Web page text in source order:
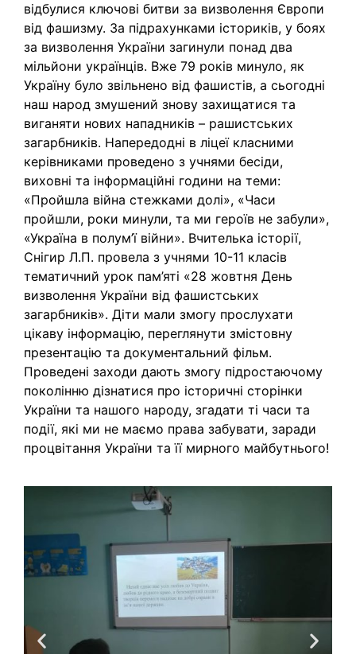
відбулися ключові битви за визволення Європи
від фашизму. За підрахунками істориків, у боях
за визволення України загинули понад два
мільйони українців. Вже 79 років минуло, як
Україну було звільнено від фашистів, а сьогодні
наш народ змушений знову захищатися та
виганяти нових нападників – рашистських
загарбників. Напередодні в ліцеї класними
керівниками проведено з учнями бесіди,
виховні та інформаційні години на теми:
«Пройшла війна стежками долі», «Часи
пройшли, роки минули, та ми героїв не забули»,
«Україна в полум’ї війни». Вчителька історії,
Снігир Л.П. провела з учнями 10-11 класів
тематичний урок пам’яті «28 жовтня День
визволення України від фашистських
загарбників». Діти мали змогу прослухати
цікаву інформацію, переглянути змістовну
презентацію та документальний фільм.
Проведені заходи дають змогу підростаючому
поколінню дізнатися про історичні сторінки
України та нашого народу, згадати ті часи та
події, які ми не маємо права забувати, заради
процвітання України та її мирного майбутнього!